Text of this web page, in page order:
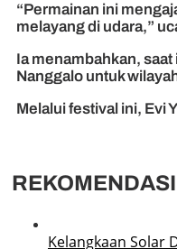
“Permainan ini
melayang di udara,”
Ia menambahkan,
Nanggalo untuk
Melalui festival ini, Evi
REKOMENDASI
Kelangkaan Solar